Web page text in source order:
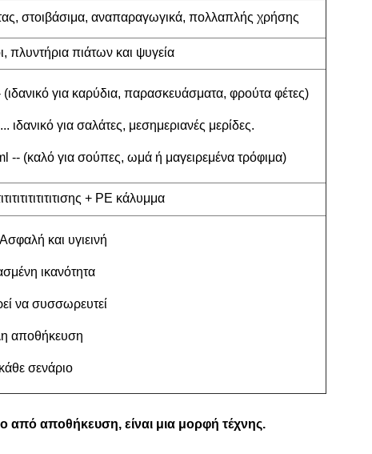
στοιβάσιμα, αναπαραγωγικά, πολλαπλής χρήσης
πλυντήρια πιάτων και ψυγεία
για καρύδια, παρασκευάσματα, φρούτα φέτες)
ιδανικό για σαλάτες, μεσημεριανές μερίδες.
-- (καλό για σούπες, ωμά ή μαγειρεμένα τρόφιμα)
+ PE κάλυμμα
και υγιεινή
ικανότητα
να συσσωρευτεί
αποθήκευση
σενάριο
από αποθήκευση, είναι μια μορφή τέχνης.